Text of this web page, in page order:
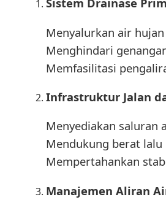
Menyalurkan air
Menghindari
Memfasilitasi
Infrastruktur Jalan
Menyediakan saluran
Mendukung berat
Mempertahankan
Manajemen Aliran